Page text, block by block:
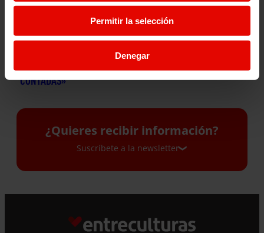
Permitir la selección
Denegar
EBBABA HAMEIDA: «A LOS
MEDIOS SOLO NOS PUEDEN
HISTORIAS BIEN
CONTADAS»
“LA ECONOMÍA SOCIAL
INTENTA PONER A LAS
PERSONAS EN EL CENTRO Y
DEMÁS»
¿Quieres recibir información?
Suscríbete a la newsletter
Si quieres recibir nuestra newsletter mensual